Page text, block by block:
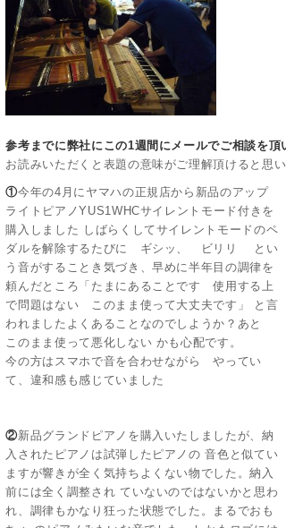
参考までに弊社にこの1週間にメールでご相談を頂
お読みいただくと表題の意味がご理解頂けると思い
①今年の4月にヤマハの正規店から新品のアップ
ライトピアノYUS1WHCサイレントモード付きを
購入しました しばらくしてサイレントモードのペ
ダルを解除するたびに ギシッ、 ビリリ とい
う音がすることき気づき、早めに半年目の調律を
頼んだところ「たまにあることです 使用する上
で問題はない このまま使って大丈夫です」 と言
われましたよくあることなのでしようか？あと
このまま使って悪化しない かも心配です。
今の方はスマホで音を合わせながら やってい
て、違和感も感じていました
②新品グランドピアノを購入いたしましたが、納
入されたピアノは試弾したピアノの 音色と似てい
ますが響きが全く気持ちよくない物でした。納入
前には全く調整され ていないのではないかと思わ
れ、調律もかなり狂った状態でした。まるでおも